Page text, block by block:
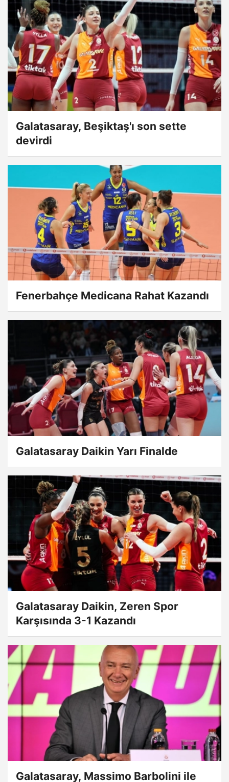
Galatasaray, Beşiktaş'ı son sette
devirdi
Fenerbahçe Medicana Rahat Kazandı
Galatasaray Daikin Yarı Finalde
Galatasaray Daikin, Zeren Spor
Karşısında 3-1 Kazandı
Galatasaray, Massimo Barbolini ile